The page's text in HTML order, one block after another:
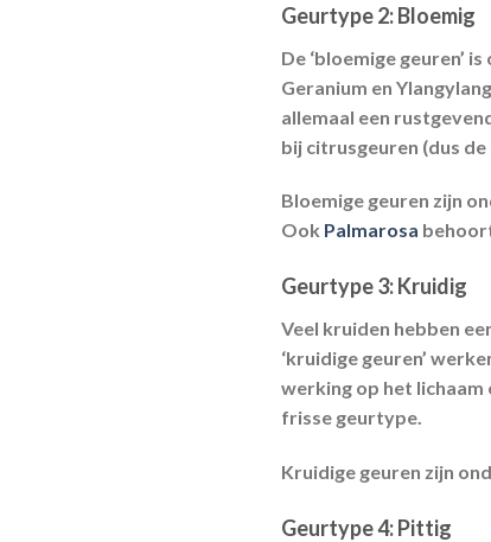
Geurtype 2:Bloemig
De ‘bloemige geuren’
Geranium en
allemaal een
bij citrusgeuren (dus
Bloemige geuren zijn
Ook Palmarosa
Geurtype 3:Kruidig
Veel kruiden hebben
‘kruidige geuren’
werking op het lichaam
frisse geurtype.
Kruidige geuren zijn
Geurtype 4:Pittig